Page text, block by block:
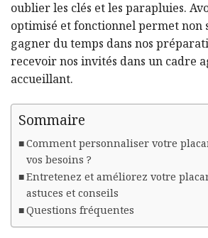
oublier les clés et les parapluies.
optimisé et fonctionnel permet non
gagner du temps dans nos
recevoir nos invités dans un cadre
accueillant.
Sommaire
Comment personnaliser votre
vos besoins ?
Entretenez et améliorez votre
astuces et conseils
Questions fréquentes